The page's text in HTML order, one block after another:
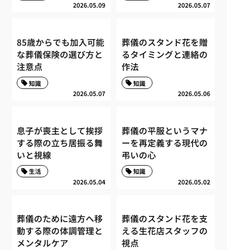
2026.05.09 2026.05.07
85歳からでも加入可能
な葬儀保険の選び方と
注意点
2026.05.07
知識
葬儀のスタンド花を贈
るタイミングと連絡の
作法
2026.05.06
知識
息子が喪主として挨拶
する際の立ち居振る舞
いと視線
2026.05.04
生活
葬儀の平服というマナ
ーを再定義する現代の
弔いの心
2026.05.02
知識
葬儀のために遠方へ移
動する際の体調管理と
メンタルケア
葬儀のスタンド花を支
える生花店スタッフの
視点